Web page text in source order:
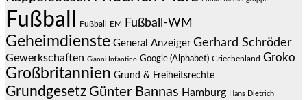
Fußball Fußball-EM Fußball-WM
Geheimdienste General Anzeiger Gerhard Schröder
Gewerkschaften Gianni Infantino Google (Alphabet) Griechenland Groko
Großbritannien Grund & Freiheitsrechte
Grundgesetz Günter Bannas Hamburg Hans Dietrich